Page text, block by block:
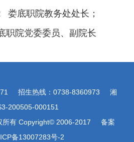
娄底职院教务处处长；
院党委委员、副院长
招生热线：0738-8360973 湘
200505-000151
所有 Copyright© 2006-2017 备案
备13007283号-2